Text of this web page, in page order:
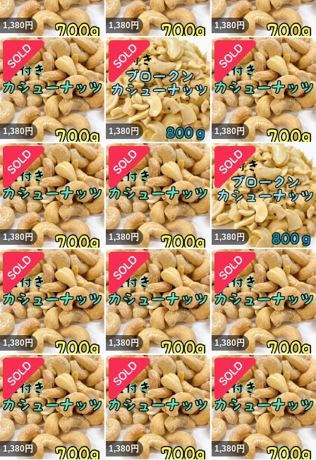
1,380円 1,380円 1,380円
1,380円 1,380円 1,380円
1,380円 1,380円 1,380円
1,380円 1,380円 1,380円
1,380円 1,380円 1,380円